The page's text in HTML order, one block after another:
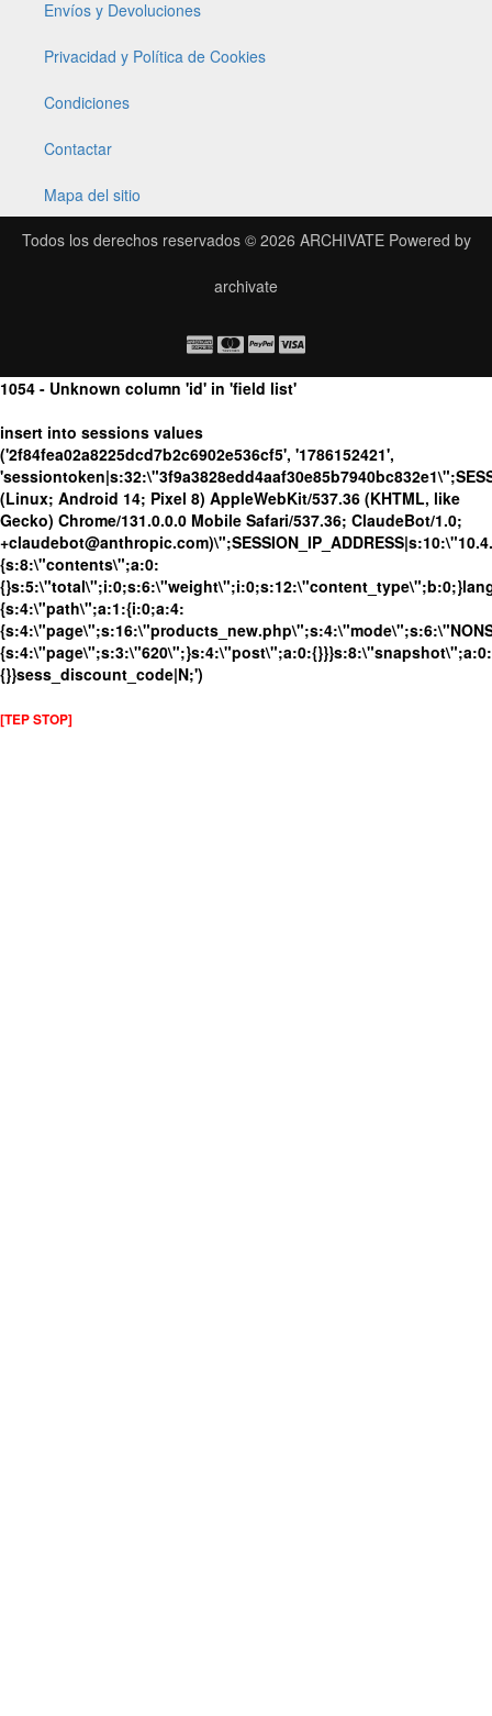
Envíos y Devoluciones
Privacidad y Política de Cookies
Condiciones
Contactar
Mapa del sitio
Todos los derechos reservados © 2026 ARCHIVATEPowered by
archivate
1054 - Unknown column 'id' in 'field list'
insert into sessions values
('2f84fea02a8225dcd7b2c6902e536cf5', '1786152421',
(Linux; Android 14; Pixel 8) AppleWebKit/537.36 (KHTML, like
Gecko) Chrome/131.0.0.0 Mobile Safari/537.36; ClaudeBot/1.0;
{s:8:\"contents\";a:0:
{s:4:\"path\";a:1:{i:0;a:4:
{s:4:\"page\";s:3:\"620\";}s:4:\"post\";a:0:{}}}s:8:\"snapshot\";a:0:
{}}sess_discount_code|N;')
[TEP STOP]